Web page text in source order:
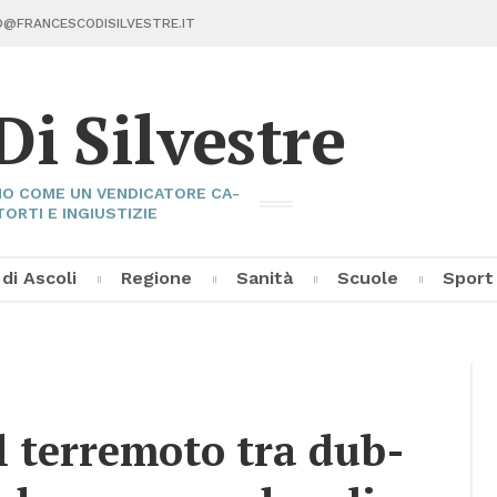
Sil­ve­stre
COME UN VEN­DI­CA­TO­RE CA­
E IN­GIU­STI­ZIE
Asco­li Re­gio­ne Sa­ni­tà Scuo­le Sport
ter­re­mo­to tra dub­